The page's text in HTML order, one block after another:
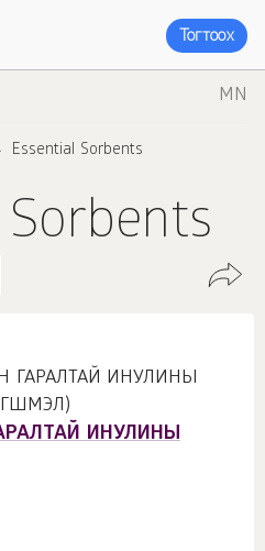
Тогтоох
MN
Essential Sorbents
ИНУЛИНЫ